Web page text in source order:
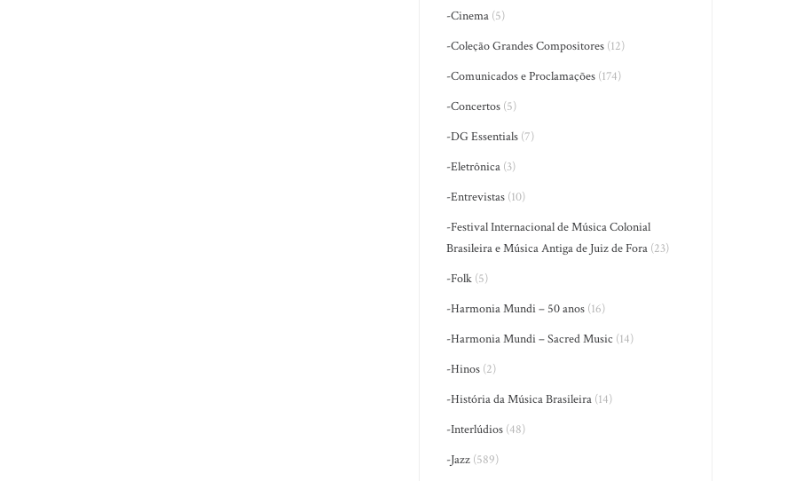
-Cinema (5)
-Coleção Grandes Compositores (12)
-Comunicados e Proclamações (174)
-Concertos (5)
-DG Essentials (7)
-Eletrônica (3)
-Entrevistas (10)
-Festival Internacional de Música Colonial
Brasileira e Música Antiga de Juiz de Fora (23)
-Folk (5)
-Harmonia Mundi – 50 anos (16)
-Harmonia Mundi – Sacred Music (14)
-Hinos (2)
-História da Música Brasileira (14)
-Interlúdios (48)
-Jazz (589)